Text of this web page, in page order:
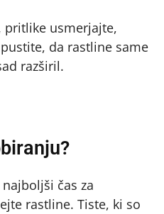
pritlike usmerjajte,
da rastline same
razširil.
čas za
rastline. Tiste, ki so